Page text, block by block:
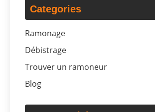
Categories
Ramonage
Débistrage
Trouver un ramoneur
Blog